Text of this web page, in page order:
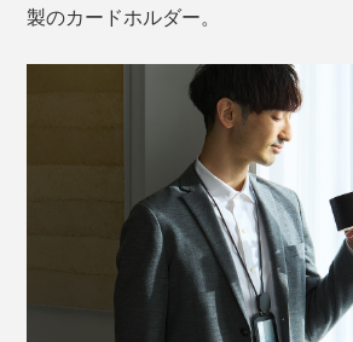
製のカードホルダー。